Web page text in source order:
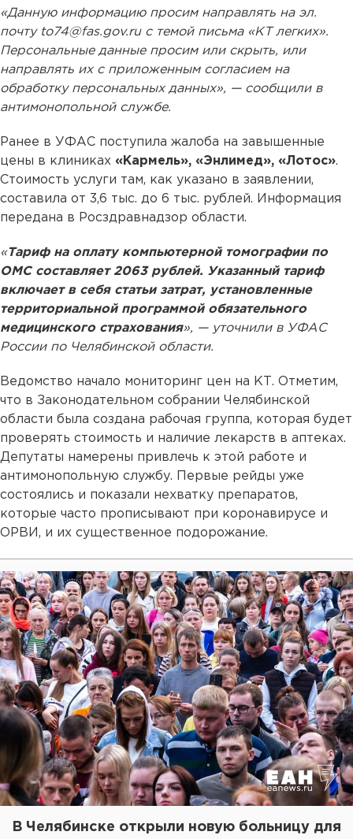
«Данную информацию просим направлять на эл.
почту to74@fas.gov.ru c темой письма «КТ легких».
Персональные данные просим или скрыть, или
направлять их с приложенным согласием на
обработку персональных данных», — сообщили в
антимонопольной службе.
Ранее в УФАС поступила жалоба на завышенные
цены в клиниках «Кармель», «Энлимед», «Лотос».
Стоимость услуги там, как указано в заявлении,
составила от 3,6 тыс. до 6 тыс. рублей. Информация
передана в Росздравнадзор области.
«Тариф на оплату компьютерной томографии по
ОМС составляет 2063 рублей. Указанный тариф
включает в себя статьи затрат, установленные
территориальной программой обязательного
медицинского страхования», — уточнили в УФАС
России по Челябинской области.
Ведомство начало мониторинг цен на КТ. Отметим,
что в Законодательном собрании Челябинской
области была создана рабочая группа, которая будет
проверять стоимость и наличие лекарств в аптеках.
Депутаты намерены привлечь к этой работе и
антимонопольную службу. Первые рейды уже
состоялись и показали нехватку препаратов,
которые часто прописывают при коронавирусе и
ОРВИ, и их существенное подорожание.
В Челябинске открыли новую больницу для